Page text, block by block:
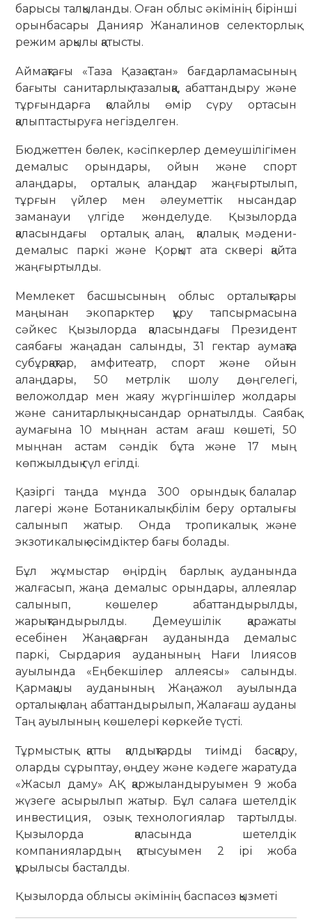
барысы талқыланды. Оған облыс әкімінің бірінші
орынбасары Данияр Жаналинов селекторлық
режим арқылы қатысты.
Аймақтағы «Таза Қазақстан» бағдарламасының
бағыты санитарлық тазалыққа, абаттандыру және
тұрғындарға қолайлы өмір сүру ортасын
қалыптастыруға негізделген.
Бюджеттен бөлек, кәсіпкерлер демеушілігімен
демалыс орындары, ойын және спорт
алаңдары, орталық алаңдар жаңғыртылып,
тұрғын үйлер мен әлеуметтік нысандар
заманауи үлгіде жөнделуде. Қызылорда
қаласындағы орталық алаң, қалалық мәдени-
демалыс паркі және Қорқыт ата сквері қайта
жаңғыртылды.
Мемлекет басшысының облыс орталықтары
маңынан экопарктер құру тапсырмасына
сәйкес Қызылорда қаласындағы Президент
саябағы жаңадан салынды, 31 гектар аумақта
субұрқақтар, амфитеатр, спорт және ойын
алаңдары, 50 метрлік шолу дөңгелегі,
веложолдар мен жаяу жүргіншілер жолдары
және санитарлық нысандар орнатылды. Саябақ
аумағына 10 мыңнан астам ағаш көшеті, 50
мыңнан астам сәндік бұта және 17 мың
көпжылдық гүл егілді.
Қазіргі таңда мұнда 300 орындық балалар
лагері және Ботаникалық білім беру орталығы
салынып жатыр. Онда тропикалық және
экзотикалық өсімдіктер бағы болады.
​Бұл жұмыстар өңірдің барлық ауданында
жалғасып, жаңа демалыс орындары, аллеялар
салынып, көшелер абаттандырылды,
жарықтандырылды. Демеушілік қаражаты
есебінен Жаңақорған ауданында демалыс
паркі, Сырдария ауданының Нағи Ілиясов
ауылында «Еңбекшілер аллеясы» салынды.
Қармақшы ауданының Жаңажол ауылында
орталық алаң абаттандырылып, Жалағаш ауданы
Таң ауылының көшелері көркейе түсті.
Тұрмыстық қатты қалдықтарды тиімді басқару,
оларды сұрыптау, өңдеу және кәдеге жаратуда
«Жасыл даму» АҚ қаржыландыруымен 9 жоба
жүзеге асырылып жатыр. Бұл салаға шетелдік
инвестиция, озық технологиялар тартылды.
Қызылорда қаласында шетелдік
компаниялардың қатысуымен 2 ірі жоба
құрылысы басталды.
Қызылорда облысы әкімінің баспасөз қызметі